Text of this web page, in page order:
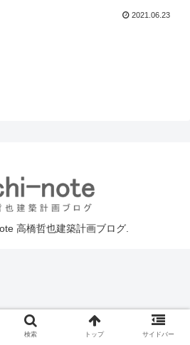
2021.06.23
高橋哲也建築計画ブログ.
検索 トップ サイドバー